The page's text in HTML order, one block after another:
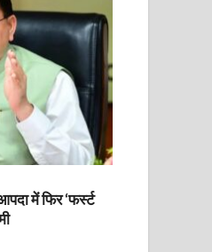
में फिर ‘फर्स्ट